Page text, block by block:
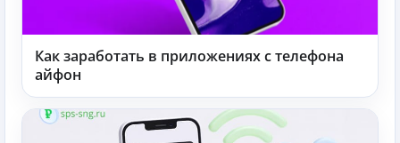
Как заработать в приложениях с телефона
айфон